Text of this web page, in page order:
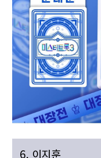
6. 이지훈